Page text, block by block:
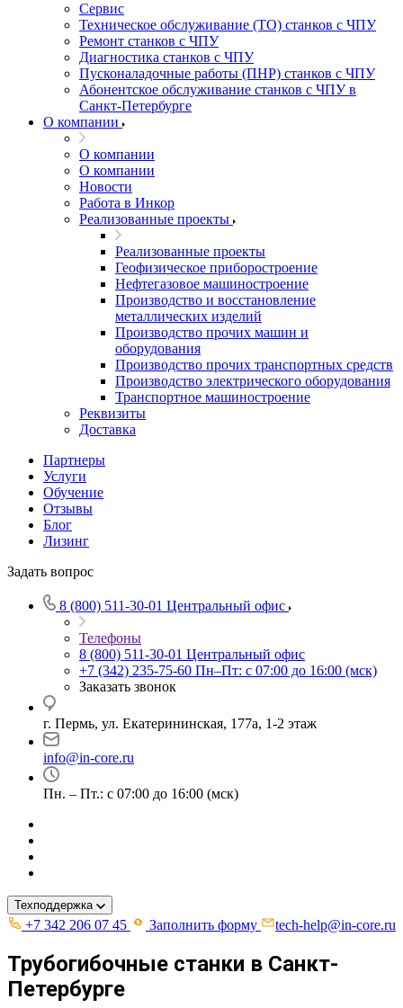
Сервис
Техническое обслуживание (ТО) станков с ЧПУ
Ремонт станков с ЧПУ
Диагностика станков с ЧПУ
Пусконаладочные работы (ПНР) станков с ЧПУ
Абонентское обслуживание станков с ЧПУ в
Санкт-Петербурге
О компании
О компании
О компании
Новости
Работа в Инкор
Реализованные проекты
Реализованные проекты
Геофизическое приборостроение
Нефтегазовое машиностроение
Производство и восстановление
металлических изделий
Производство прочих машин и
оборудования
Производство прочих транспортных средств
Производство электрического оборудования
Транспортное машиностроение
Реквизиты
Доставка
Партнеры
Услуги
Обучение
Отзывы
Блог
Лизинг
Задать вопрос
8 (800) 511-30-01 Центральный офис
Телефоны
8 (800) 511-30-01 Центральный офис
+7 (342) 235-75-60 Пн–Пт: с 07:00 до 16:00 (мск)
Заказать звонок
г. Пермь, ул. ​Екатерининская, 177а, ​1-2 этаж
info@in-core.ru
Пн. – Пт.: с 07:00 до 16:00 (мск)
Техподдержка
+7 342 206 07 45 Заполнить форму tech-help@in-core.ru
Трубогибочные станки в Санкт-
Петербурге